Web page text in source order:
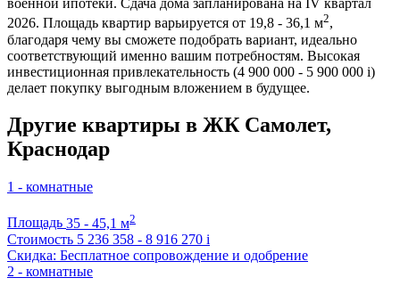
военной ипотеки. Сдача дома запланирована на IV квартал
2026. Площадь квартир варьируется от 19,8 - 36,1 м2,
благодаря чему вы сможете подобрать вариант, идеально
соответствующий именно вашим потребностям. Высокая
инвестиционная привлекательность (4 900 000 - 5 900 000 i)
делает покупку выгодным вложением в будущее.
Другие квартиры в ЖК Самолет,
Краснодар
1 - комнатные
Площадь 35 - 45,1 м2
Стоимость 5 236 358 - 8 916 270 i
Скидка: Бесплатное сопровождение и одобрение
2 - комнатные